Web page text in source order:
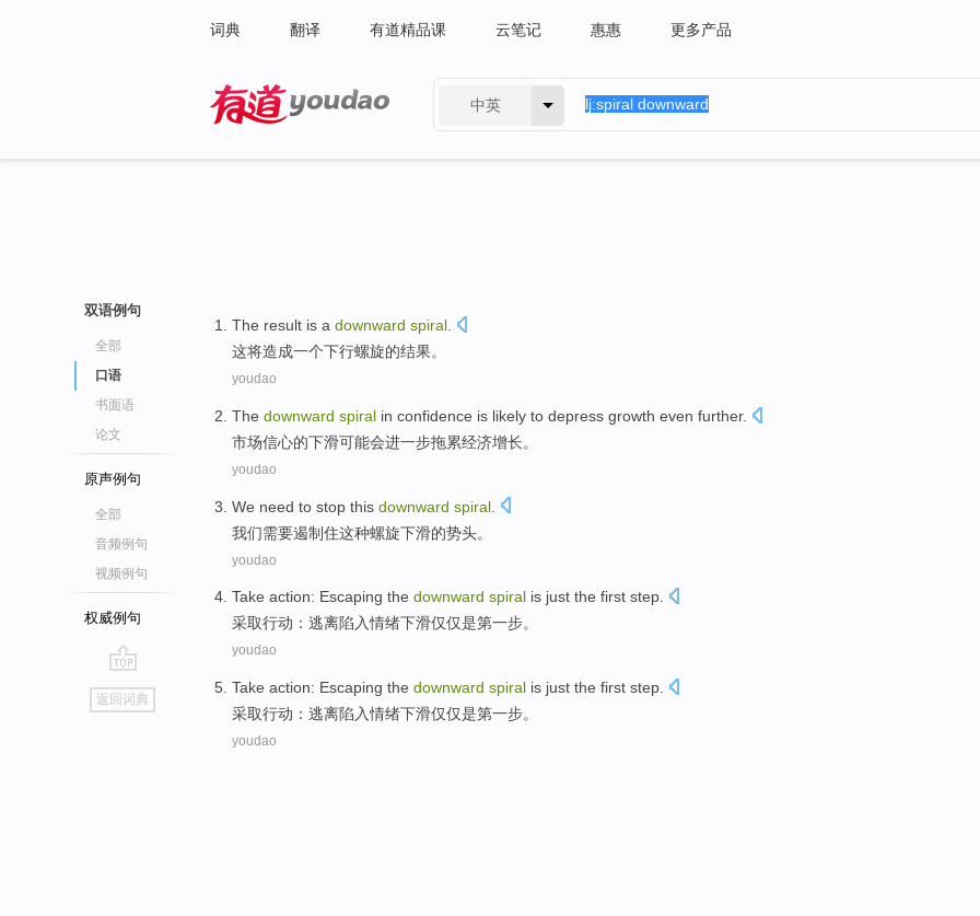
词典 翻译 有道精品课 云笔记 惠惠 更多产品
中英
双语例句
全部
口语
书面语
论文
原声例句
全部
音频例句
视频例句
权威例句
go
top
返回词典
The result is a downward spiral
这将造成一个下行螺旋的结果。
youdao
The downward spiral in confidence is likely to depress growth even further.
市场信心的下滑可能会进一步拖累经济增长。
youdao
We need to stop this downward spiral
我们需要遏制住这种螺旋下滑的势头。
youdao
Take action: Escaping the downward spiral is just the first step.
采取行动 ： 逃离陷入情绪下滑仅仅是第一步。
youdao
Take action: Escaping the downward spiral is just the first step
采取行动 ： 逃离陷入情绪下滑仅仅是第一步。
youdao